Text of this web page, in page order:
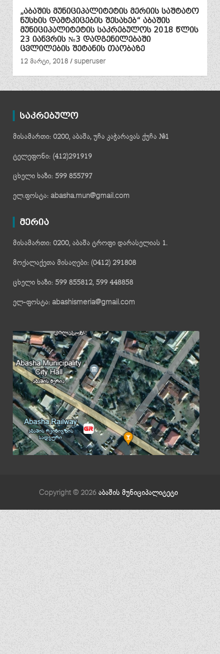
„აბაშის მუნიციპალიტეტის მერიის საშტატო
ნუსხის დამტკიცების შესახებ“ აბაშის
მუნიციპალიტეტის საკრებულოს 2018 წლის
23 იანვრის №3 დადგენილებაში
ცვლილების შეტანის თაობაზე
12 მარტი, 2018
superuser
საკრებულო
მისამართი: 0200, აბაშა, უჩა კაჭარავას ქუჩა №1
ტელეფონი: (412)291919
ცხელი ხაზი: 599 855797
ელ.ფოსტა: abasha.mun@gmail.com
მერია
მისამართი: 0200, აბაშა ტროფი დარასელიას 1.
მოქალაქეთა მისაღები: (0412) 291808
ცხელი ხაზი: 599 855812, 599 448858
ელ-ფოსტა: abashismeria@gmail.com
Copyright © 2026 აბაშის მუნიციპალიტეტი